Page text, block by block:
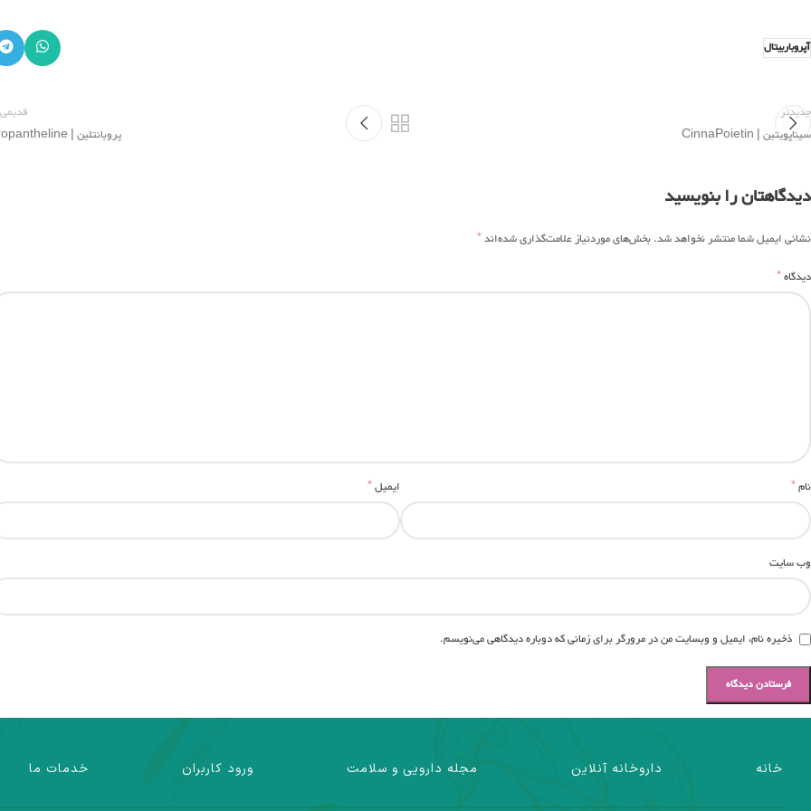
آپروباربیتال
جدیدتر
سیناپویتین | CinnaPoietin
پروبانتلین | Propantheline
دیدگاهتان را بنویسید
نشانی ایمیل شما منتشر نخواهد شد.بخش‌های موردنیاز علامت‌گذاری شده‌اند*
دیدگاه*
نام* ایمیل*
وب‌ سایت
ذخیره نام، ایمیل و وبسایت من در مرورگر برای زمانی که دوباره دیدگاهی می‌نویسم.
خانه داروخانه آنلاین مجله دارویی و سلامت ورود کاربران خدمات ما